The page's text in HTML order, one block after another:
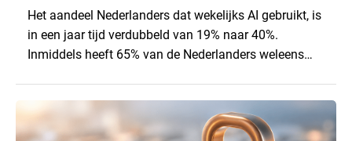
Het aandeel Nederlanders dat wekelijks AI gebruikt, is
in een jaar tijd verdubbeld van 19% naar 40%.
Inmiddels heeft 65% van de Nederlanders weleens
van What’s Happening Online & AI? 2026, het
jaarlijkse trendrapport van Ruigrok onderzoek &